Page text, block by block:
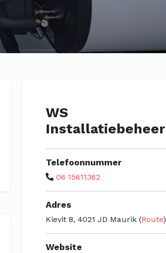
WS
Installatiebeheer
Telefoonnummer
06 15611362
Adres
Kievit 8, 4021 JD Maurik (Route)
Website